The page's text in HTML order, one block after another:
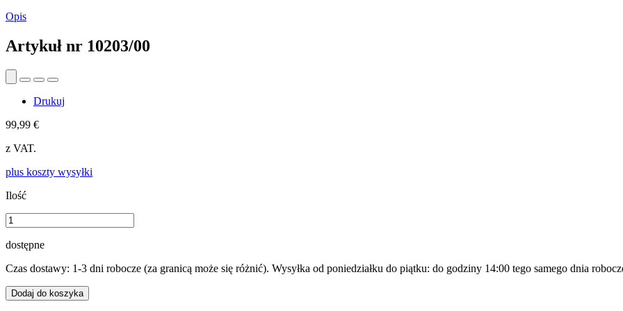
Opis
Artykuł nr 10203/00
Drukuj
99,99 €
z VAT.
plus koszty wysyłki
Ilość
dostępne
Czas dostawy: 1-3 dni robocze (za granicą może się różnić). Wysyłka od poniedziałku do piątku: do godziny 14:00 tego samego dnia
Dodaj do koszyka